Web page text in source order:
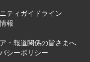
ティガイドライン
報
・報道関係の皆さまへ
シーポリシー